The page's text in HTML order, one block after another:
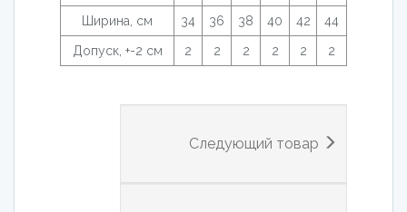
Ширина, см 34 36 38 40 42 44
Допуск, +-2 см 2 2 2 2 2 2
Следующий товар